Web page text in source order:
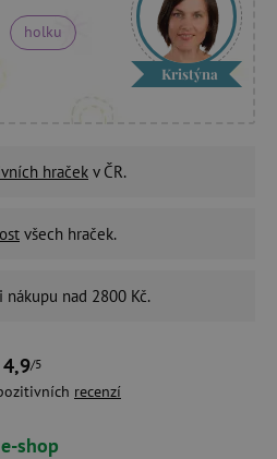
holku
Kristýna
hraček v ČR.
všech hraček.
nákupu nad 2800 Kč.
4,9/5
recenzí
shop